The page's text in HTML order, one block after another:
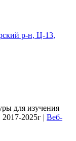
р-н, Ц-13,
для изучения
2025г | Веб-